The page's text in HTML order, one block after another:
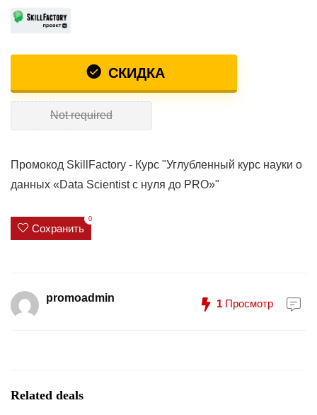
СКИДКА
Not required
Промокод SkillFactory - Курс "Углубленный курс науки о
данных «Data Scientist с нуля до PRO»"
Сохранить
0
promoadmin 1 Просмотр
Related deals